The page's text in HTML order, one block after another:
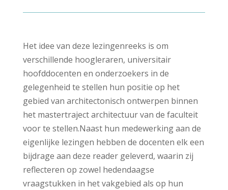
Het idee van deze lezingenreeks is om
verschillende hoogleraren, universitair
hoofddocenten en onderzoekers in de
gelegenheid te stellen hun positie op het
gebied van architectonisch ontwerpen binnen
het mastertraject architectuur van de faculteit
voor te stellen.Naast hun medewerking aan de
eigenlijke lezingen hebben de docenten elk een
bijdrage aan deze reader geleverd, waarin zij
reflecteren op zowel hedendaagse
vraagstukken in het vakgebied als op hun